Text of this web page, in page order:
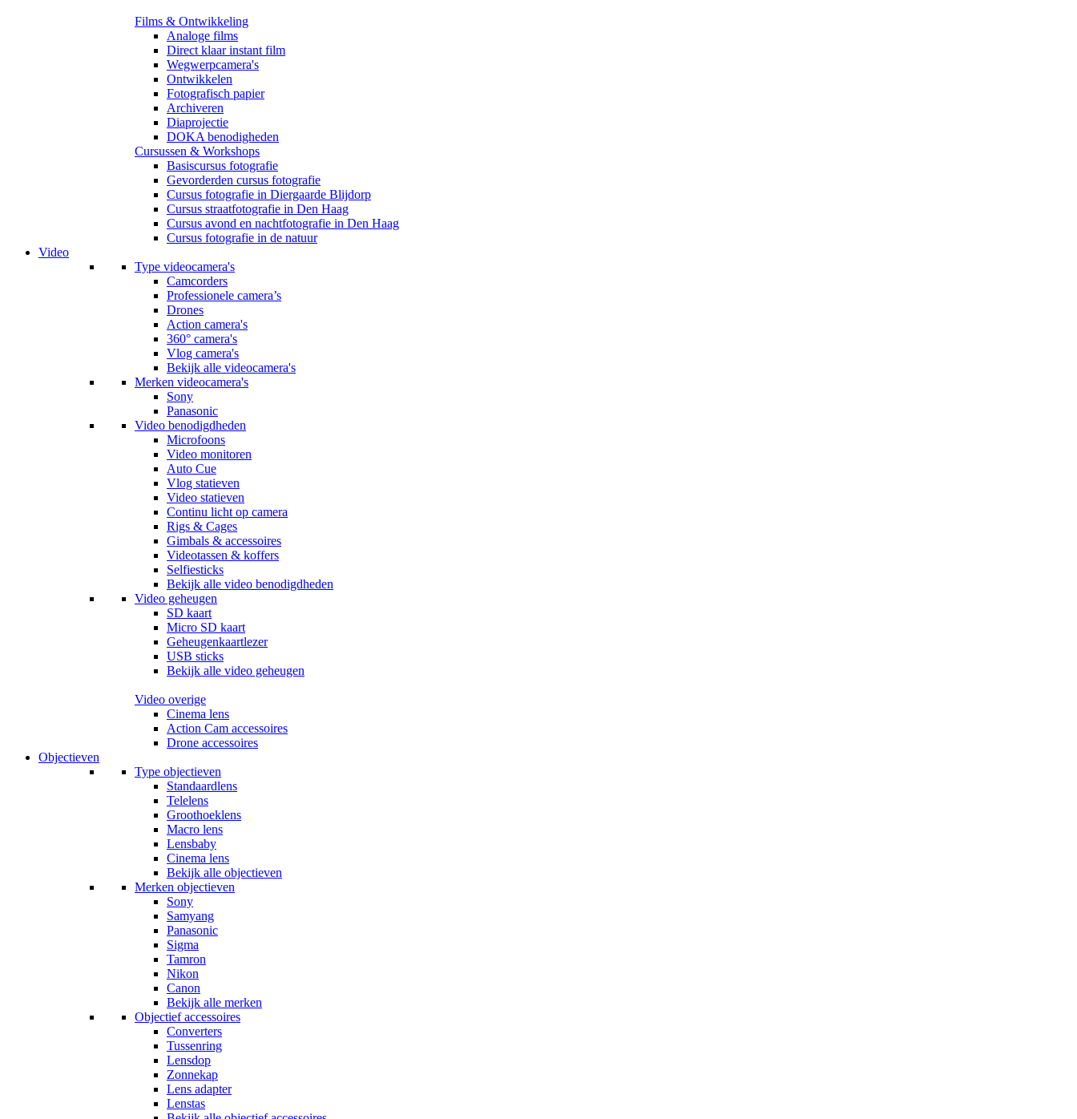
Films & Ontwikkeling
Analoge films
Direct klaar instant film
Wegwerpcamera's
Ontwikkelen
Fotografisch papier
Archiveren
Diaprojectie
DOKA benodigheden
Cursussen & Workshops
Basiscursus fotografie
Gevorderden cursus fotografie
Cursus fotografie in Diergaarde Blijdorp
Cursus straatfotografie in Den Haag
Cursus avond en nachtfotografie in Den Haag
Cursus fotografie in de natuur
Video
Type videocamera's
Camcorders
Professionele camera’s
Drones
Action camera's
360° camera's
Vlog camera's
Bekijk alle videocamera's
Merken videocamera's
Sony
Panasonic
Video benodigdheden
Microfoons
Video monitoren
Auto Cue
Vlog statieven
Video statieven
Continu licht op camera
Rigs & Cages
Gimbals & accessoires
Videotassen & koffers
Selfiesticks
Bekijk alle video benodigdheden
Video geheugen
SD kaart
Micro SD kaart
Geheugenkaartlezer
USB sticks
Bekijk alle video geheugen
Video overige
Cinema lens
Action Cam accessoires
Drone accessoires
Objectieven
Type objectieven
Standaardlens
Telelens
Groothoeklens
Macro lens
Lensbaby
Cinema lens
Bekijk alle objectieven
Merken objectieven
Sony
Samyang
Panasonic
Sigma
Tamron
Nikon
Canon
Bekijk alle merken
Objectief accessoires
Converters
Tussenring
Lensdop
Zonnekap
Lens adapter
Lenstas